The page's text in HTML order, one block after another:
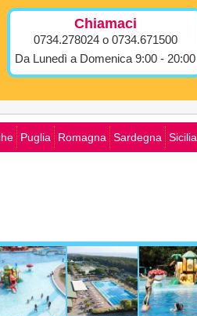
Chiamaci
0734.278024 o 0734.671500
Da Lunedì a Domenica 9:00 - 20:00
Puglia Romagna Sardegna Sicilia